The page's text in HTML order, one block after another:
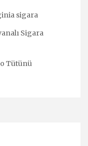
sigara
Sigara
Tütünü